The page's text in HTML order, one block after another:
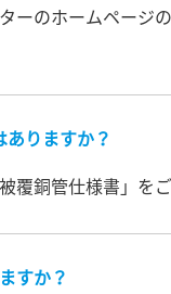
ーのホームページ
りますか？
覆銅管仕様書」をご
すか？